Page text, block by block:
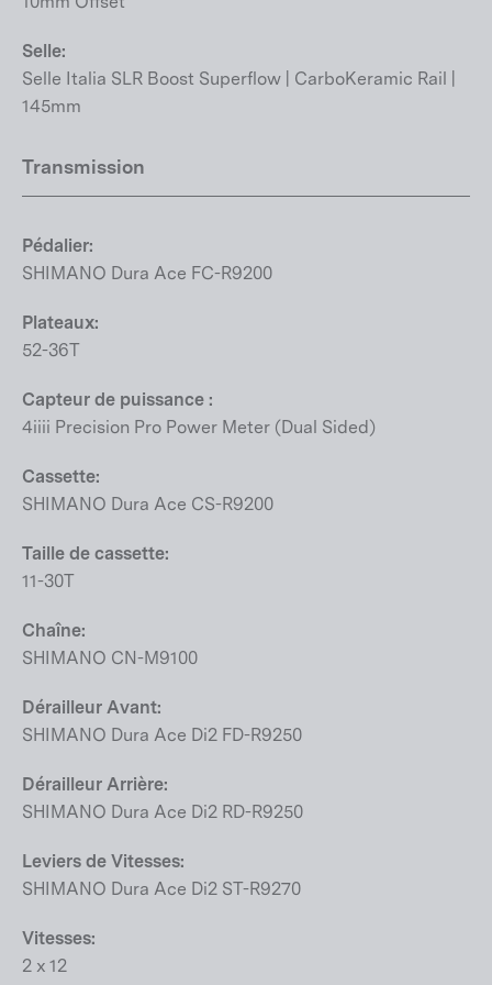
Selle:
Selle Italia SLR Boost Superflow | CarboKeramic Rail |
145mm
Transmission
Pédalier:
SHIMANO Dura Ace FC-R9200
Plateaux:
52-36T
Capteur de puissance :
4iiii Precision Pro Power Meter (Dual Sided)
Cassette:
SHIMANO Dura Ace CS-R9200
Taille de cassette:
11-30T
Chaîne:
SHIMANO CN-M9100
Dérailleur Avant:
SHIMANO Dura Ace Di2 FD-R9250
Dérailleur Arrière:
SHIMANO Dura Ace Di2 RD-R9250
Leviers de Vitesses:
SHIMANO Dura Ace Di2 ST-R9270
Vitesses:
2 x 12